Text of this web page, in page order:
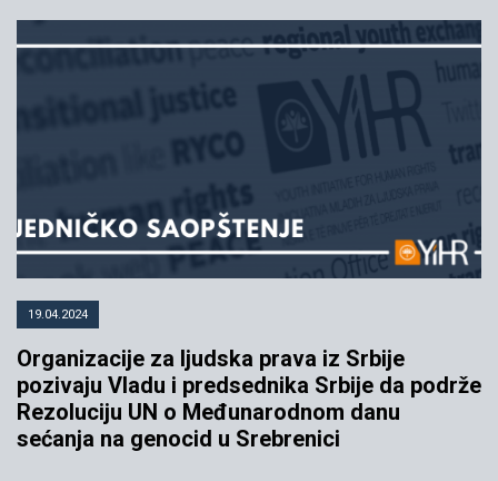
19.04.2024
Organizacije za ljudska prava iz Srbije
pozivaju Vladu i predsednika Srbije da podrže
Rezoluciju UN o Međunarodnom danu
sećanja na genocid u Srebrenici